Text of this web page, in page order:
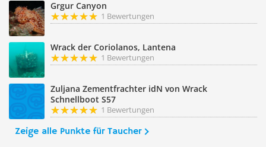
Grgur Canyon
1 Bewertungen
Wrack der Coriolanos, Lantena
1 Bewertungen
Zuljana Zementfrachter idN von Wrack
Schnellboot S57
1 Bewertungen
Zeige alle Punkte für Taucher